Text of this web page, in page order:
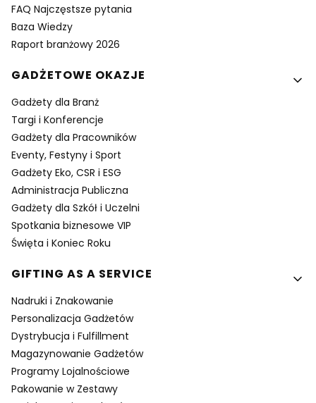
FAQ Najczęstsze pytania
Baza Wiedzy
Raport branżowy 2026
GADŻETOWE OKAZJE
Gadżety dla Branż
Targi i Konferencje
Gadżety dla Pracowników
Eventy, Festyny i Sport
Gadżety Eko, CSR i ESG
Administracja Publiczna
Gadżety dla Szkół i Uczelni
Spotkania biznesowe VIP
Święta i Koniec Roku
GIFTING AS A SERVICE
Nadruki i Znakowanie
Personalizacja Gadżetów
Dystrybucja i Fulfillment
Magazynowanie Gadżetów
Programy Lojalnościowe
Pakowanie w Zestawy